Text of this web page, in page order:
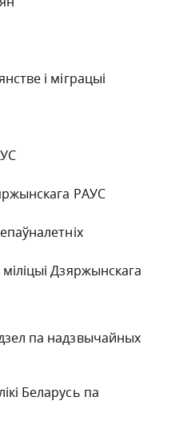
і міграцыі
РАУС
Дзяржынскага
па надзвычайных
Беларусь па